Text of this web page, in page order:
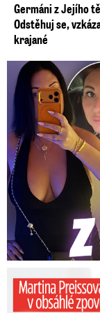
Germáni z Jejího
Odstěhuj se,
krajané
Kašpárková o
Preissová (50) v